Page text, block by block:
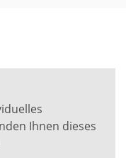
Ihnen dieses